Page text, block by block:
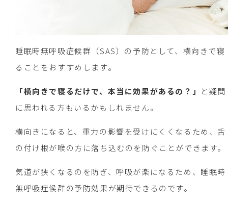
睡眠時無呼吸症候群（SAS）の予防として、横向きで寝
ることをおすすめします。
「横向きで寝るだけで、本当に効果があるの？」
と疑問
に思われる方もいるかもしれません。
横向きになると、重力の影響を受けにくくなるため、舌
の付け根が喉の方に落ち込むのを防ぐことができます。
気道が狭くなるのを防ぎ、呼吸が楽になるため、睡眠時
無呼吸症候群の予防効果が期待できるのです。